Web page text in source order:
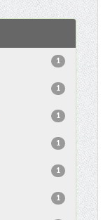
1
1
1
1
1
1